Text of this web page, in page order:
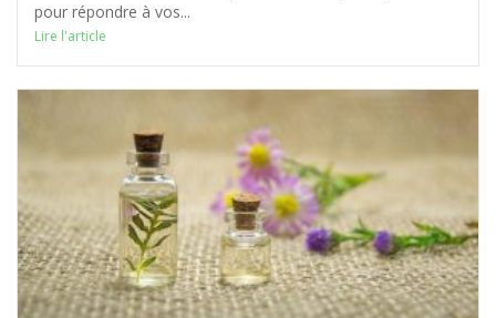
pour répondre à vos...
Lire l'article